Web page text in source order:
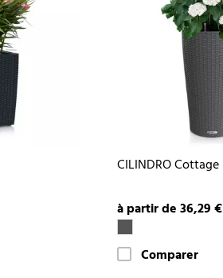
CILINDRO Cottage
à partir de 36,29 €
Comparer